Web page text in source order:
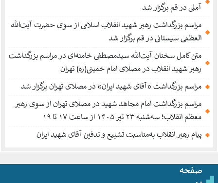
آملی در قم برگزار شد
مراسم بزرگداشت رهبر شهید انقلاب اسلامی از سوی حضرت آیت‌الله
العظمی سیستانی در قم برگزار شد
متن کامل سخنان آیت‌الله سیدمصطفی خامنه‌ای در مراسم بزرگداشت
رهبر شهید انقلاب در مصلای امام خمینی(ره) تهران
مراسم بزرگداشت «آقای شهید ایران» در مصلای تهران برگزار شد
مراسم بزرگداشت امام مجاهد شهید در مصلای تهران از سوی رهبر
معظم انقلاب؛ سه‌شنبه ۲۳ تیر ۱۴۰۵ از ساعت ۱۷ تا ۱۹
پیام رهبر انقلاب به‌مناسبت تشییع و تدفین آقای شهید ایران
صفحه